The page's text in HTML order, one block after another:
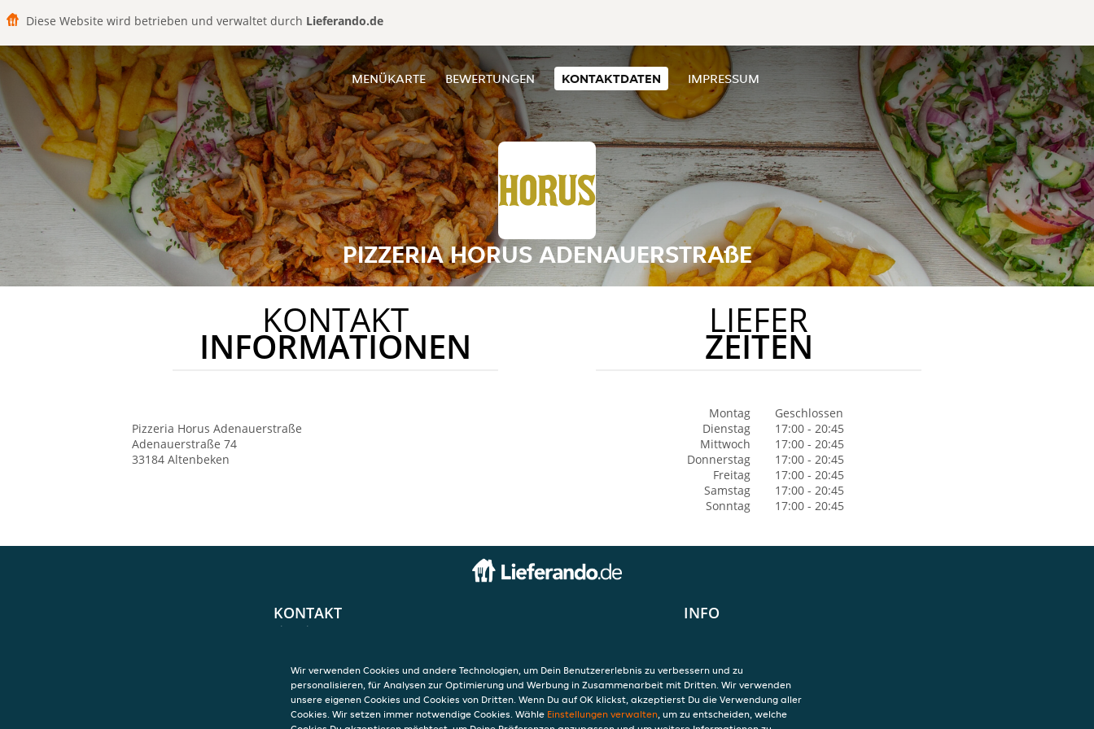
Diese Website wird betrieben und verwaltet durch Lieferando.de
MENÜKARTE BEWERTUNGEN KONTAKTDATEN IMPRESSUM
PIZZERIA HORUS ADENAUERSTRAßE
KONTAKT
INFORMATIONEN
Pizzeria Horus Adenauerstraße
Adenauerstraße 74
33184 Altenbeken
LIEFER
ZEITEN
Montag
Geschlossen
Dienstag
17:00 - 20:45
Mittwoch
17:00 - 20:45
Donnerstag
17:00 - 20:45
Freitag
17:00 - 20:45
Samstag
17:00 - 20:45
Sonntag
17:00 - 20:45
KONTAKT
Pizzeria Horus
33184 Altenbeken
INFO
Impressum
Wir verwenden Cookies und andere Technologien, um Dein Benutzererlebnis zu verbessern und zu
personalisieren, für Analysen zur Optimierung und Werbung in Zusammenarbeit mit Dritten. Wir verwenden
unsere eigenen Cookies und Cookies von Dritten. Wenn Du auf OK klickst, akzeptierst Du die Verwendung aller
Cookies. Wir setzen immer notwendige Cookies. Wähle Einstellungen verwalten, um zu entscheiden, welche